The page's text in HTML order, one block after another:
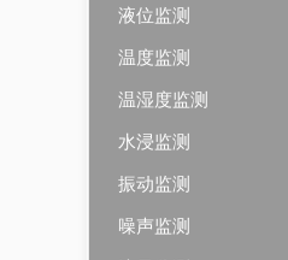
液位监测
温度监测
温湿度监测
水浸监测
振动监测
噪声监测